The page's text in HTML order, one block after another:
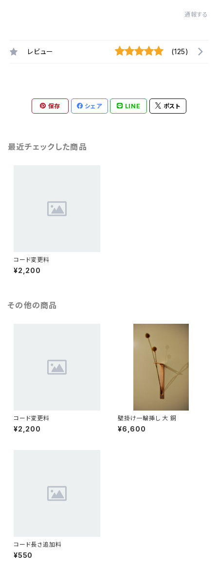
通報する
レビュー (125)
保存 シェア LINE ポスト
最近チェックした商品
コード変更料
¥2,200
その他の商品
コード変更料
¥2,200
壁掛け一輪挿し 大 銅
¥6,600
コード長さ追加料
¥550